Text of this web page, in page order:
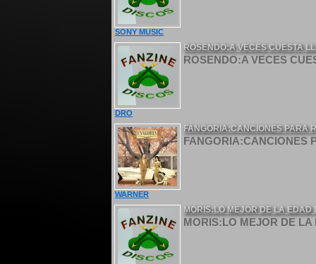
SONY MUSIC
ROSENDO:A VECES CUESTA
ROSENDO:A VECES
DRO
FANGORIA:CANCIONES PARA
FANGORIA:CANCIONES
WARNER
MORIS:LO MEJOR DE LA EDAD
MORIS:LO MEJOR DE